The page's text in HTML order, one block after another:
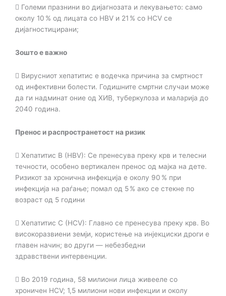
 Големи празнини во дијагнозата и лекувањето: само
околу 10 % од лицата со HBV и 21 % со HCV се
дијагностицирани;
Зошто е важно
 Вирусниот хепатитис е водечка причина за смртност
од инфективни болести. Годишните смртни случаи може
да ги надминат оние од ХИВ, туберкулоза и маларија до
2040 година.
Пренос и распространетост на ризик
 Хепатитис B (HBV): Се пренесува преку крв и телесни
течности, особено вертикален пренос од мајка на дете.
Ризикот за хронична инфекција е околу 90 % при
инфекција на раѓање; помал од 5 % ако се стекне по
возраст од 5 години
 Хепатитис C (HCV): Главно се пренесува преку крв. Во
високоразвиени земји, користење на инјекциски дроги е
главен начин; во други — небезбедни
здравствени интервенции.
 Во 2019 година, 58 милиони лица живееле со
хроничен HCV; 1,5 милиони нови инфекции и околу